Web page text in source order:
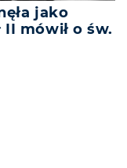
jako
II mówił o św.